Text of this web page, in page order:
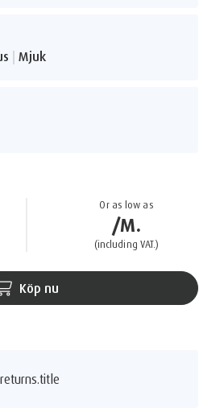
Mjuk
Or as low as
/M.
(including VAT.)
Köp nu